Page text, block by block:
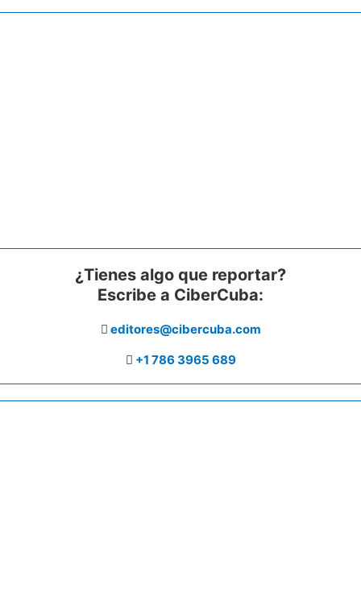
¿Tienes algo que reportar?
Escribe a CiberCuba:
editores@cibercuba.com
+1 786 3965 689